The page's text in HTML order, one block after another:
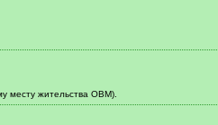
месту жительства ОВМ).